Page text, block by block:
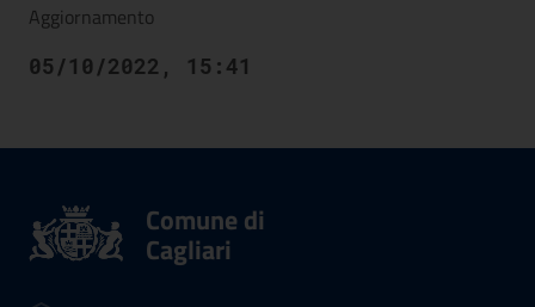
Aggiornamento
05/10/2022, 15:41
Comune di
Cagliari